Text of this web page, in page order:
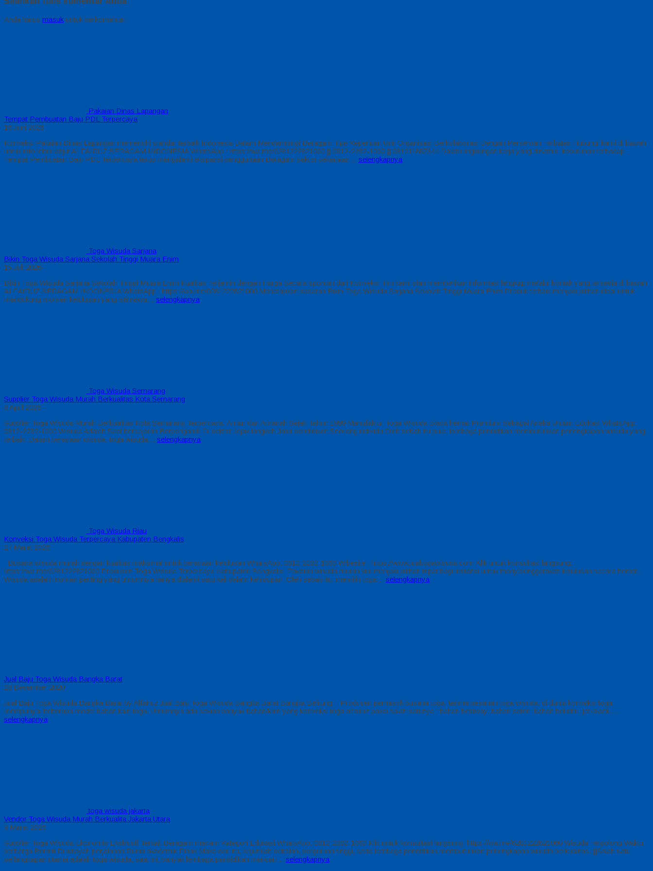
Anda harus masuk untuk berkomentar.
Pakaian Dinas Lapangan
Tempat Pembuatan Baju PDL Terpercaya
16 Juni 2026
Konveksi Pakaian Dinas Lapangan memenuhi standar terbaik Indonesia Dalam Mendampingi Beragam Tipe Keperluan Unit Organisasi Berkolaborasi Dengan Perseroan Terbatas Hubungi kami di bawah
untuk info lebih lanjut ALFAIRUZ SERAGAM INDONESIA WhatsApp : https://wa.me/6281222821060 || 0812-2282-1060 || 081211887344 Dalam lingkungan kerja yang dinamis, kebutuhan terhadap
Tempat Pembuatan Baju PDL Terpercaya terus mengalami ekspansi penggunaan Beragam sektor pekerjaan… selengkapnya
Toga Wisuda Sarjana
Bikin Toga Wisuda Sarjana Sekolah Tinggi Muara Enim
15 Juli 2026
Bikin Toga Wisuda Sarjana Sekolah Tinggi Muara Enim Kualitas Terjamin dengan Harga Secara spontan dari Konveksi Tim kami siap memberikan informasi lengkap melalui kontak yang tersedia di bawah
ALFAIRUZ SERAGAM INDONESIA WhatsApp : https://wa.me/6281222821060 Menetapkan sasaran Bikin Toga Wisuda Sarjana Sekolah Tinggi Muara Enim Produk terbaik menjadi pilihan ideal untuk
mendukung momen kelulusan yang istimewa… selengkapnya
Toga Wisuda Semarang
Supplier Toga Wisuda Murah Berkualitas Kota Semarang
8 April 2026
Supplier Toga Wisuda Murah Berkualitas Kota Semarang Terpercaya, Aman dan Amanah Sejak Tahun 1999 Manufaktur Toga Wisuda Biaya hemat Premium Sebagai Aneka Urutan Edukasi WhatsApp:
0812-2282-1060 Wisuda Adalah Saat bersejarah Berpengaruh Di sektor Jejak langkah Jalur pendidikan Seorang individu Oleh sebab itu pula, lembaga pendidikan membutuhkan perlengkapan wisuda yang
terbaik. Dalam perayaan wisuda, toga wisuda… selengkapnya
Toga Wisuda Riau
Konveksi Toga Wisuda Terpercaya Kabupaten Bengkalis
27 Maret 2026
Busana wisuda murah dengan kualitas maksimal untuk perayaan kelulusan WhatsApp: 0812-2282-1060 Wibesite : https://www.jualtogawisuda.com Klik untuk konsultasi langsung:
https://wa.me/6281222821060 Produsen Toga Wisuda Terpercaya Kabupaten Bengkalis, Pakaian wisuda murah kini menjadi pilihan tepat bagi instansi untuk menyelenggarakan kelulusan secara hemat.
Wisuda adalah momen penting yang umumnya hanya dialami satu kali dalam kehidupan. Oleh sebab itu, memilih toga… selengkapnya
Jual Baju Toga Wisuda Bangka Barat
28 Desember 2020
Jual Baju Toga Wisuda Bangka Barat by Alfairuz Jual Baju Toga Wisuda Bangka Barat Bangka Belitung – Produsen pemasok busana toga. terima pesanan toga wisuda, di dunia konveksi toga
mempunyai beberapa model bahan kain toga. Umumnya ada sekian banyak bahan/kain yang konveksi toga alfairuz pakai salah satunya : bahan bestway, bahan saten, bahan beludru, jet-black….
selengkapnya
toga wisuda jakarta
Vendor Toga Wisuda Murah Berkualita Jakarta Utara
9 Maret 2026
Supplier Toga Wisuda Ekonomis Eksklusif Terkait Beragam macam Kategori Edukasi WhatsApp: 0812-2282-1060 Klik untuk konsultasi langsung: https://wa.me/6281222821060 Wisuda Tergolong Waktu
berharga Berarti Di wilayah perjalanan Dunia akademik Pihak Maka dari itu, sejumlah sekolah, perguruan tinggi, serta lembaga pendidikan membutuhkan perlengkapan wisuda berkualitas. ||Salah satu
perlengkapan utama adalah toga wisuda, saat ini, banyak lembaga pendidikan mencari… selengkapnya